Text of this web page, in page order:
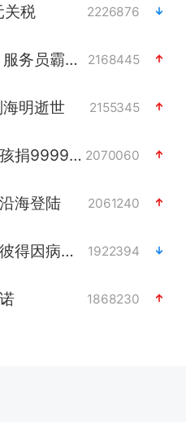
关税 2226876
顾客结账把钱扔地上 服务员霸气扔回 2168445
明逝世 2155345
李亚鹏向地铁吐血女孩捐99999元 2070060
海登陆 2061240
香港殿堂级填词人黎彼得因病离世 终年76岁 1922394
1868230